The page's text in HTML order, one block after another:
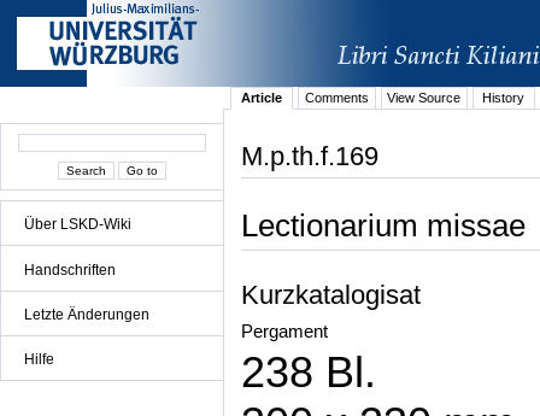
Über LSKD-Wiki
Handschriften
Letzte Änderungen
Hilfe
Article Comments View Source History
M.p.th.f.169
Lectionarium missae
Kurzkatalogisat
Pergament
238 Bl.